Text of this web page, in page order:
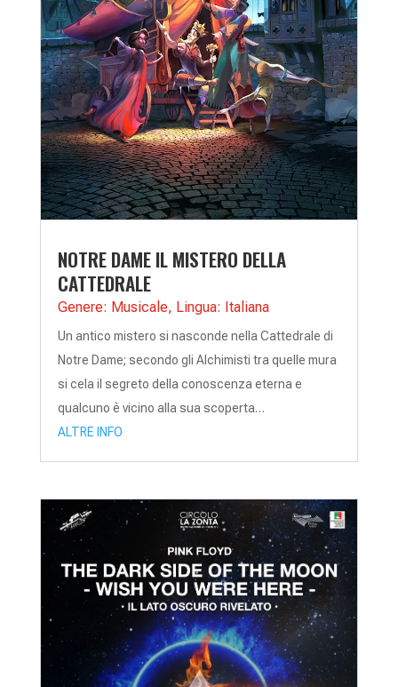
NOTRE DAME IL MISTERO DELLA
CATTEDRALE
Genere: Musicale, Lingua: Italiana
Un antico mistero si nasconde nella Cattedrale di
Notre Dame; secondo gli Alchimisti tra quelle mura
si cela il segreto della conoscenza eterna e
qualcuno è vicino alla sua scoperta…
ALTRE INFO